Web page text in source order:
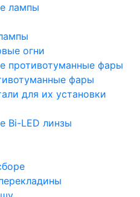
лампы
огни
противотуманные фары
фары
для их установки
Bi-LED линзы